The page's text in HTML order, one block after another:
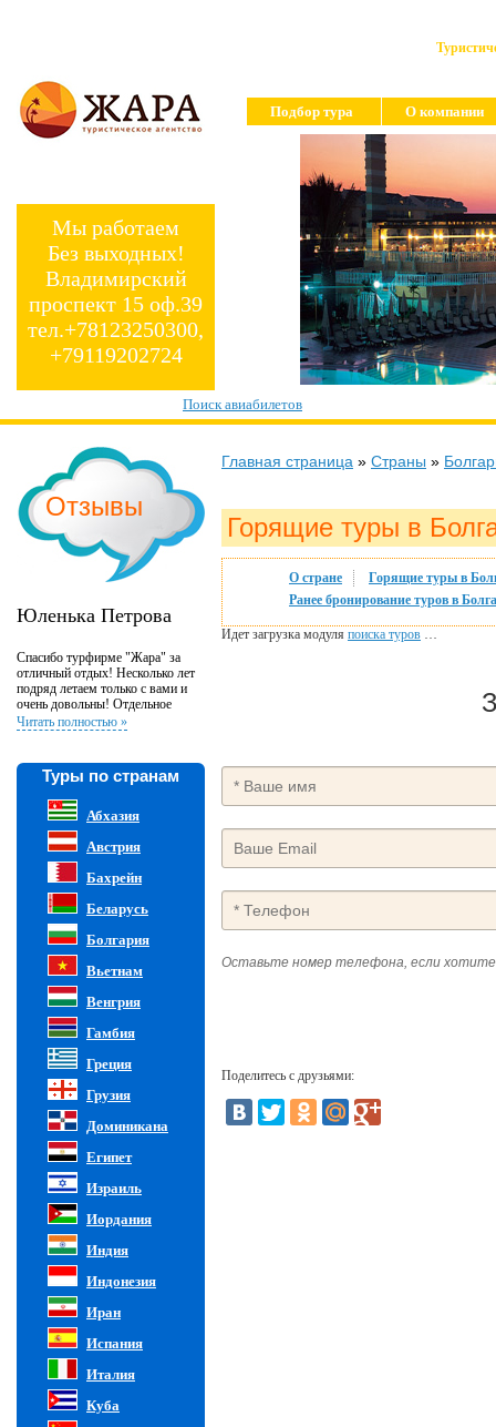
Мы работаем
Без выходных!
Владимирский
проспект 15 оф.39
тел.+78123250300,
+79119202724
Подбор тура О компании
Поиск авиабилетов
Отзывы
Юленька Петрова
Спасибо турфирме "Жара" за
отличный отдых! Несколько лет
подряд летаем только с вами и
очень довольны! Отдельное
спасибо менеджеру Наталье за
профессиональную работу и
Читать полностью »
Туры по странам
Абхазия
Австрия
Бахрейн
Беларусь
Болгария
Вьетнам
Венгрия
Гамбия
Греция
Грузия
Доминикана
Египет
Израиль
Иордания
Индия
Индонезия
Иран
Испания
Италия
Куба
Главная страница » Страны »
Горящие туры в
О стране
Горящие туры в
Ранее бронирование туров в
Идет загрузка модуля поиска туров …
Оставьте номер телефона, если
Поделитесь с друзьями: